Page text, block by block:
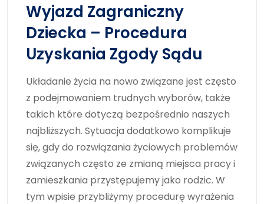
Wyjazd Zagraniczny
Dziecka – Procedura
Uzyskania Zgody Sądu
Układanie życia na nowo związane jest często
z podejmowaniem trudnych wyborów, także
takich które dotyczą bezpośrednio naszych
najbliższych. Sytuacja dodatkowo komplikuje
się, gdy do rozwiązania życiowych problemów
związanych często ze zmianą miejsca pracy i
zamieszkania przystępujemy jako rodzic. W
tym wpisie przybliżymy procedurę wyrażenia